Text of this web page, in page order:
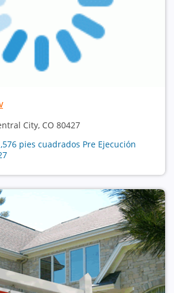
City, CO 80427
pies cuadrados Pre Ejecución